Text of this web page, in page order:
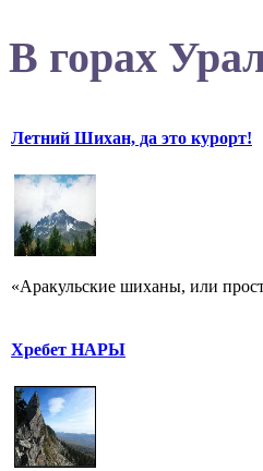
В горах
Летний Шихан, да это курорт!
«Аракульские шиханы, или
Хребет НАРЫ